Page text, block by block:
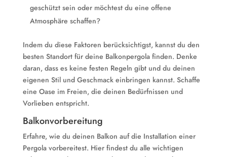
geschützt sein oder möchtest du eine offene
Atmosphäre schaffen?
Indem du diese Faktoren berücksichtigst, kannst du den
besten Standort für deine Balkonpergola finden. Denke
daran, dass es keine festen Regeln gibt und du deinen
eigenen Stil und Geschmack einbringen kannst. Schaffe
eine Oase im Freien, die deinen Bedürfnissen und
Vorlieben entspricht.
Balkonvorbereitung
Erfahre, wie du deinen Balkon auf die Installation einer
Pergola vorbereitest. Hier findest du alle wichtigen